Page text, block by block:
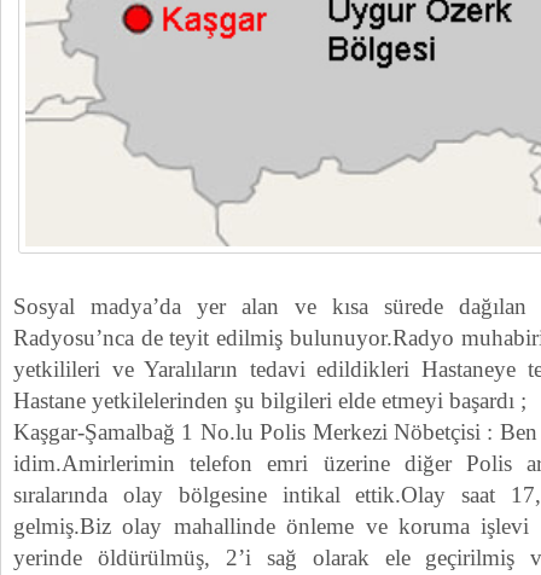
Sosyal madya’da yer alan ve kısa sürede
Radyosu’nca de teyit edilmiş bulunuyor.Radyo
yetkilileri ve Yaralıların tedavi edildikleri Hastaneye
Hastane yetkilelerinden şu bilgileri elde etmeyi başardı ;
Kaşgar-Şamalbağ 1 No.lu Polis Merkezi Nöbetçisi : Ben
idim.Amirlerimin telefon emri üzerine diğer Polis
sıralarında olay bölgesine intikal ettik.Olay saat
gelmiş.Biz olay mahallinde önleme ve koruma işlevi
yerinde öldürülmüş, 2’i sağ olarak ele geçirilmiş